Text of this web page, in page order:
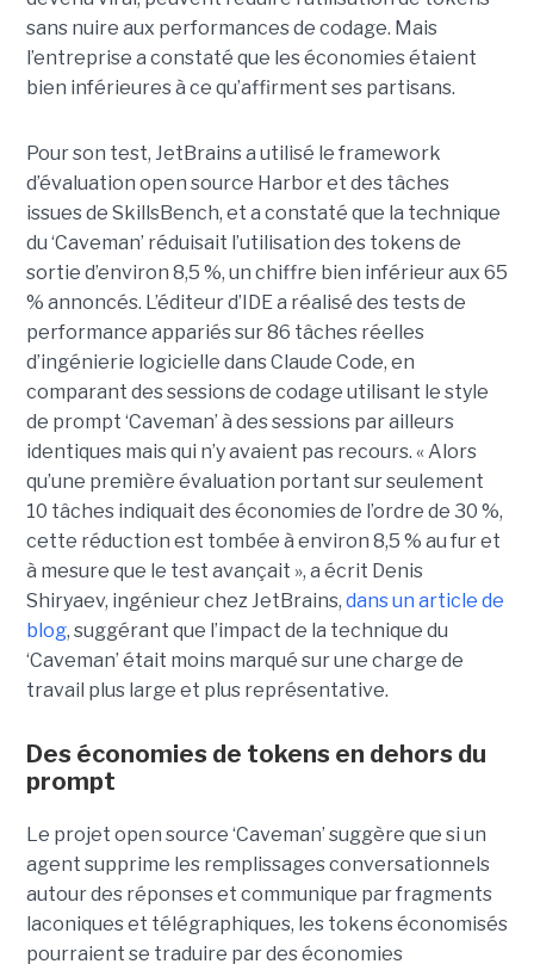
sans nuire aux performances de codage. Mais
l’entreprise a constaté que les économies étaient
bien inférieures à ce qu’affirment ses partisans.
Pour son test, JetBrains a utilisé le framework
d’évaluation open source Harbor et des tâches
issues de SkillsBench, et a constaté que la technique
du ‘Caveman’ réduisait l’utilisation des tokens de
sortie d’environ 8,5 %, un chiffre bien inférieur aux 65
% annoncés. L’éditeur d’IDE a réalisé des tests de
performance appariés sur 86 tâches réelles
d’ingénierie logicielle dans Claude Code, en
comparant des sessions de codage utilisant le style
de prompt ‘Caveman’ à des sessions par ailleurs
identiques mais qui n’y avaient pas recours. « Alors
qu’une première évaluation portant sur seulement
10 tâches indiquait des économies de l’ordre de 30 %,
cette réduction est tombée à environ 8,5 % au fur et
à mesure que le test avançait », a écrit Denis
Shiryaev, ingénieur chez JetBrains, dans un article de
blog, suggérant que l’impact de la technique du
‘Caveman’ était moins marqué sur une charge de
travail plus large et plus représentative.
Des économies de tokens en dehors du
prompt
Le projet open source ‘Caveman’ suggère que si un
agent supprime les remplissages conversationnels
autour des réponses et communique par fragments
laconiques et télégraphiques, les tokens économisés
pourraient se traduire par des économies